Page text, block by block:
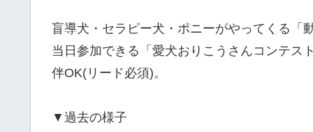
盲導犬・セラピー犬・ポニーがやってくる「
当日参加できる「愛犬おりこうさんコンテス
伴OK(リード必須)。
▼過去の様子